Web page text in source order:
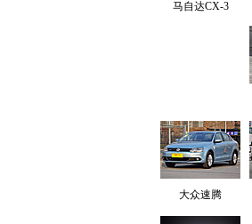
马自达CX-3
大众速腾